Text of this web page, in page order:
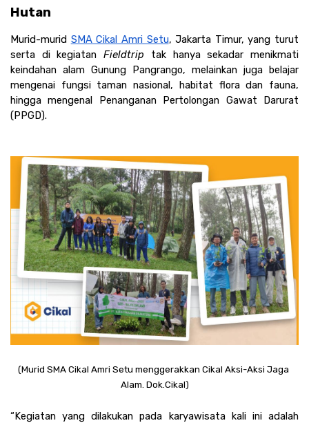
Hutan
Murid-murid SMA Cikal Amri Setu, Jakarta Timur, yang turut
serta di kegiatan Fieldtrip tak hanya sekadar menikmati
keindahan alam Gunung Pangrango, melainkan juga belajar
mengenai fungsi taman nasional, habitat flora dan fauna,
hingga mengenal Penanganan Pertolongan Gawat Darurat
(PPGD).
(Murid SMA Cikal Amri Setu menggerakkan Cikal Aksi-Aksi Jaga
Alam. Dok.Cikal)
“Kegiatan yang dilakukan pada karyawisata kali ini adalah